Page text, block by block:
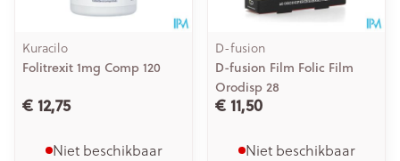
Kuracilo
Folitrexit 1mg Comp 120
€ 12,75
Niet beschikbaar
D-fusion
D-fusion Film Folic Film
Orodisp 28
€ 11,50
Niet beschikbaar